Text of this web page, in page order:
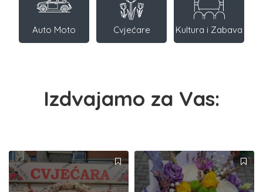
Auto Moto Cvjećare Kultura i Zabava
Izdvajamo za Vas: